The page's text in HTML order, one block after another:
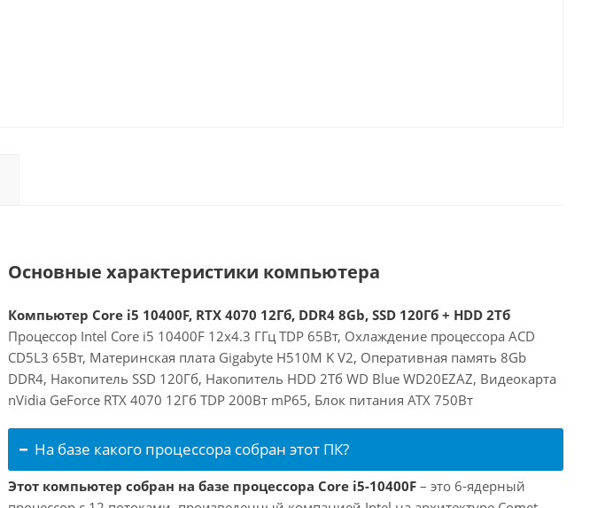
Основные характеристики компьютера
Компьютер Core i5 10400F, RTX 4070 12Гб, DDR4 8Gb, SSD 120Гб + HDD 2Тб
Процессор Intel Core i5 10400F 12x4.3 ГГц TDP 65Вт, Охлаждение процессора ACD
CD5L3 65Вт, Материнская плата Gigabyte H510M K V2, Оперативная память 8Gb
DDR4, Накопитель SSD 120Гб, Накопитель HDD 2Тб WD Blue WD20EZAZ, Видеокарта
nVidia GeForce RTX 4070 12Гб TDP 200Вт mP65, Блок питания ATX 750Вт
На базе какого процессора собран этот ПК?
Этот компьютер собран на базе процессора Core i5-10400F – это 6-ядерный